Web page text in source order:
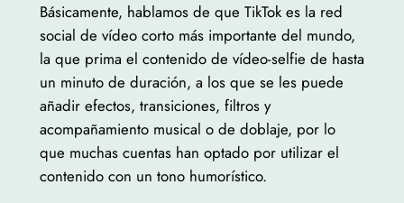
Básicamente, hablamos de que TikTok es la red
social de vídeo corto más importante del mundo,
la que prima el contenido de vídeo-selfie de hasta
un minuto de duración, a los que se les puede
añadir efectos, transiciones, filtros y
acompañamiento musical o de doblaje, por lo
que muchas cuentas han optado por utilizar el
contenido con un tono humorístico.